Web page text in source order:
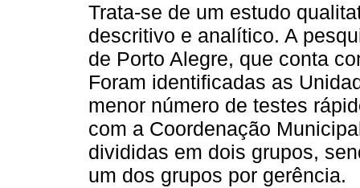
Trata-se de um estudo
descritivo e analítico. A
de Porto Alegre, que conta
Foram identificadas as
menor número de testes
com a Coordenação
divididas em dois grupos,
um dos grupos por gerência.